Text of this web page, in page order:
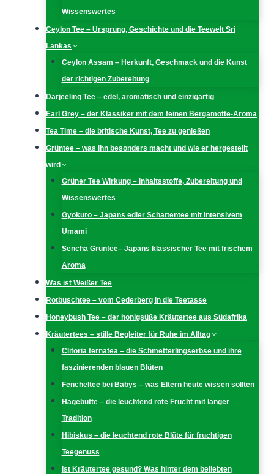
Wissenswertes
Ceylon Tee – Ursprung, Geschichte und die Teewelt Sri
Lankas
Ceylon Assam – Herkunft, Geschmack und die Kunst
der richtigen Zubereitung
Darjeeling Tee – edel, aromatisch und einzigartig
Earl Grey – der Klassiker mit dem feinen Bergamotte-Aroma
Tea Time – die britische Kunst, Tee zu genießen
Grüntee – was ihn besonders macht und wie er hergestellt
wird
Grüner Tee Wirkung – Inhaltsstoffe, Zubereitung und
Wissenswertes
Gyokuro – Japans edler Schattentee mit intensivem
Umami
Sencha Grüntee– Japans klassischer Tee mit frischem
Aroma
Was ist Weißer Tee
Rotbuschtee – vom Cederberg in die Teetasse
Honeybush Tee – der honigsüße Kräutertee aus Südafrika
Kräutertees – stille Begleiter für Ruhe im Alltag
Clitoria ternatea – die Schmetterlingserbse und ihre
faszinierenden blauen Blüten
Fencheltee bei Babys – was Eltern heute wissen sollten
Hagebutte – die leuchtend rote Frucht mit langer
Tradition
Hibiskus – die leuchtend rote Blüte für fruchtigen
Teegenuss
Ist Kräutertee gesund? Was hinter dem beliebten